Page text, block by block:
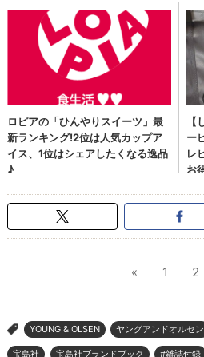
« 1 2
> YOUNG & OLSEN ヤングアンドオルセン
宝島社 宝島社ブランドブック #雑誌付録